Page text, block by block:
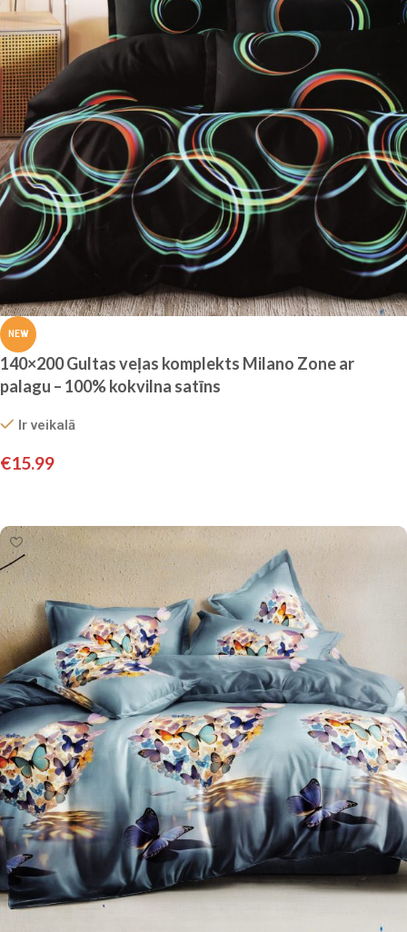
NEW
140×200 Gultas veļas komplekts Milano Zone ar
palagu – 100% kokvilna satīns
Ir veikalā
€15.99